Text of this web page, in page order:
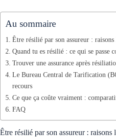
Au sommaire
Être résilié par son assureur : raisons
Quand tu es résilié : ce qui se passe
Trouver une assurance après
Le Bureau Central de Tarification
recours
Ce que ça coûte vraiment :
FAQ
Être résilié par son assureur : raisons